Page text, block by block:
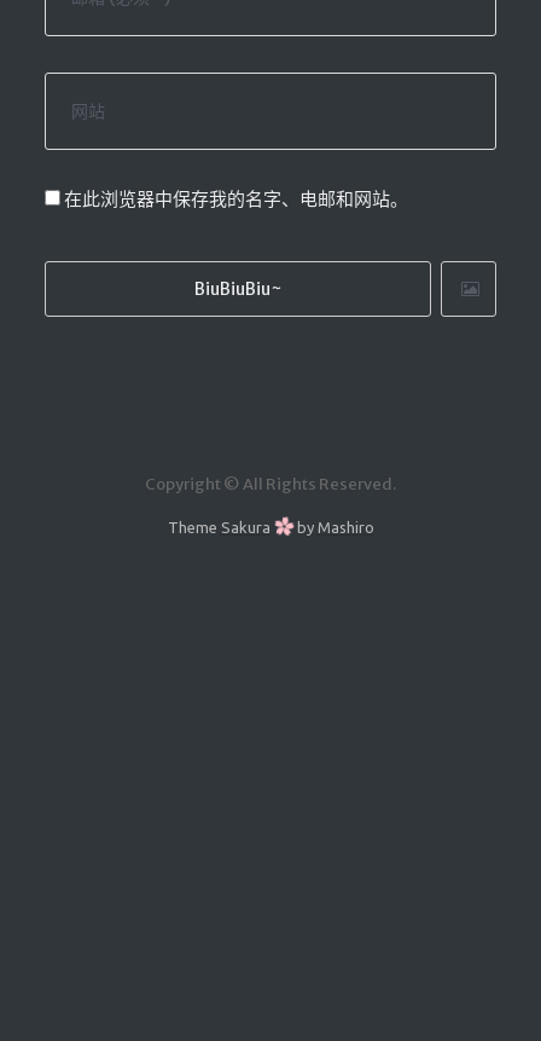
在此浏览器中保存我的名字、电邮和网站。
Copyright © All Rights Reserved.
Theme Sakura by Mashiro